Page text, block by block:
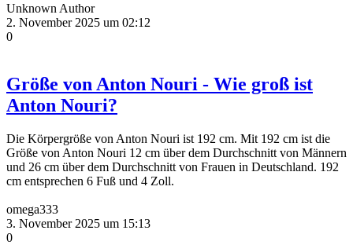
Unknown Author
2. November 2025 um 02:12
0
Größe von Anton Nouri - Wie groß ist
Anton Nouri?
Die Körpergröße von Anton Nouri ist 192 cm. Mit 192 cm ist die
Größe von Anton Nouri 12 cm über dem Durchschnitt von Männern
und 26 cm über dem Durchschnitt von Frauen in Deutschland. 192
cm entsprechen 6 Fuß und 4 Zoll.
omega333
3. November 2025 um 15:13
0